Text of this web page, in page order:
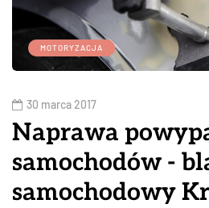
MOTORYZACJA
30 marca 2017
Naprawa
samochodów -
samochodowy